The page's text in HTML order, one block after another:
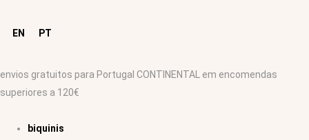
EN PT
envios gratuitos para Portugal CONTINENTAL em encomendas
superiores a 120€
biquinis